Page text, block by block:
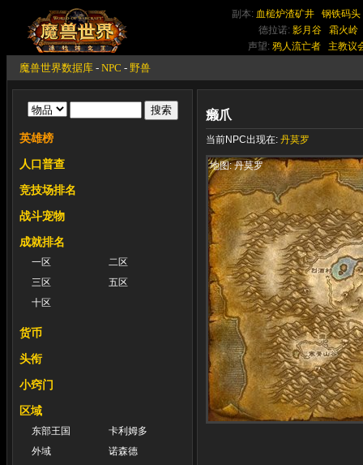
副本: 血槌炉渣矿井
钢铁码头
德拉诺: 影月谷
霜火岭
声望: 鸦人流亡者 主教议
魔兽世界数据库 - NPC - 野兽
英雄榜
人口普查
竞技场排名
战斗宠物
成就排名
一区
二区
三区
五区
十区
货币
头衔
小窍门
区域
东部王国
卡利姆多
外域
诺森德
癞爪
当前NPC出现在: 丹莫罗
地图: 丹莫罗